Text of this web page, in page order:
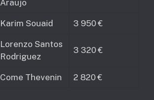
Araujo
Karim Souaid 3 950 €
Lorenzo Santos
Rodriguez
3 320 €
Come Thevenin 2 820 €